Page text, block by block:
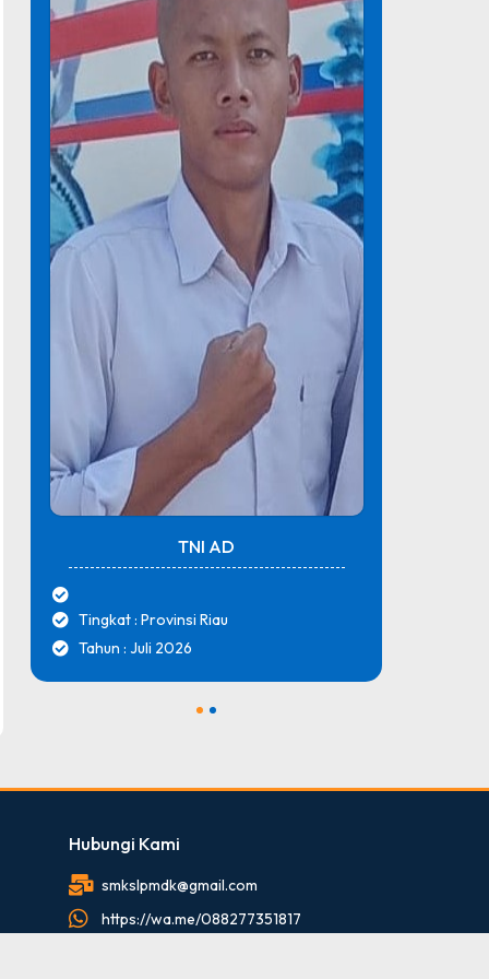
TNI AD
Tingkat : Provinsi Riau
Tahun : Juli 2026
Hubungi Kami
smkslpmdk@gmail.com
https://wa.me/088277351817